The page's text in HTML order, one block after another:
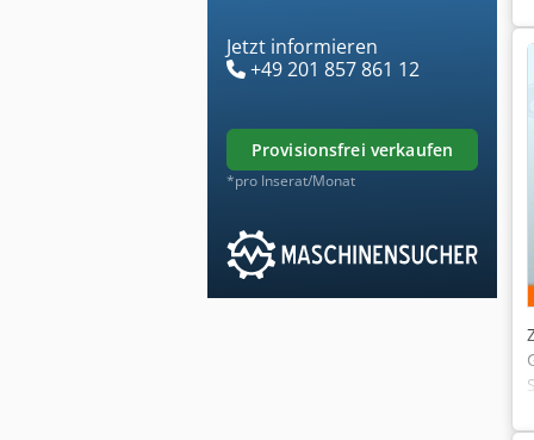
Jetzt informieren
+49 201 857 861 12
provisionsfrei verkaufen
*pro Inserat/Monat